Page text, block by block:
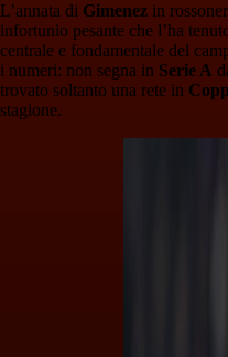
L’annata di Gimenez in
infortunio pesante che l’ha
centrale e fondamentale del
i numeri: non segna in Serie A
trovato soltanto una rete in
stagione.